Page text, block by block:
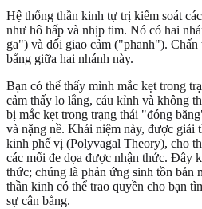
Hệ thống thần kinh tự trị kiểm soát
như hô hấp và nhịp tim. Nó có hai
ga") và đối giao cảm ("phanh").
bằng giữa hai nhánh này.
Bạn có thể thấy mình mắc kẹt trong
cảm thấy lo lắng, cáu kỉnh và không
bị mắc kẹt trong trạng thái "đóng
và nặng nề. Khái niệm này, được
kinh phế vị (Polyvagal Theory), cho
các mối đe dọa được nhận thức. Đây
thức; chúng là phản ứng sinh tồn bản
thần kinh có thể trao quyền cho bạn
sự cân bằng.